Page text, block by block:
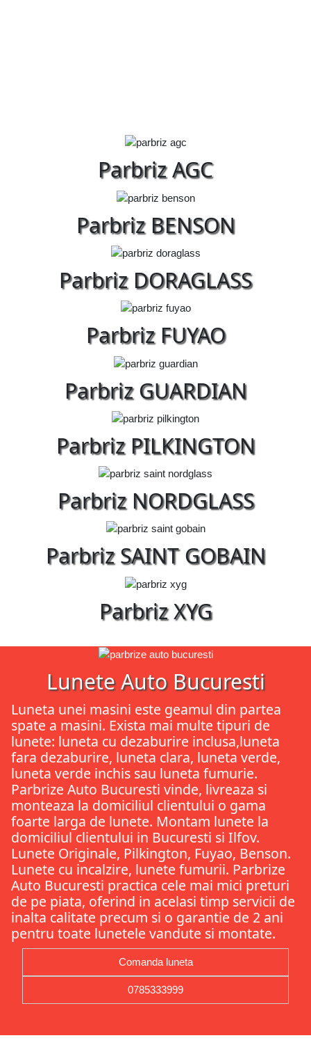
Parbriz AGC
Parbriz BENSON
Parbriz DORAGLASS
Parbriz FUYAO
Parbriz GUARDIAN
Parbriz PILKINGTON
Parbriz NORDGLASS
Parbriz SAINT GOBAIN
Parbriz XYG
Lunete Auto Bucuresti
Luneta unei masini este geamul din partea
spate a masini. Exista mai multe tipuri de
lunete: luneta cu dezaburire inclusa,luneta
fara dezaburire, luneta clara, luneta verde,
luneta verde inchis sau luneta fumurie.
Parbrize Auto Bucuresti vinde, livreaza si
monteaza la domiciliul clientului o gama
foarte larga de lunete. Montam lunete la
domiciliul clientului in Bucuresti si Ilfov.
Lunete Originale, Pilkington, Fuyao, Benson.
Lunete cu incalzire, lunete fumurii. Parbrize
Auto Bucuresti practica cele mai mici preturi
de pe piata, oferind in acelasi timp servicii de
inalta calitate precum si o garantie de 2 ani
pentru toate lunetele vandute si montate.
Comanda luneta
0785333999